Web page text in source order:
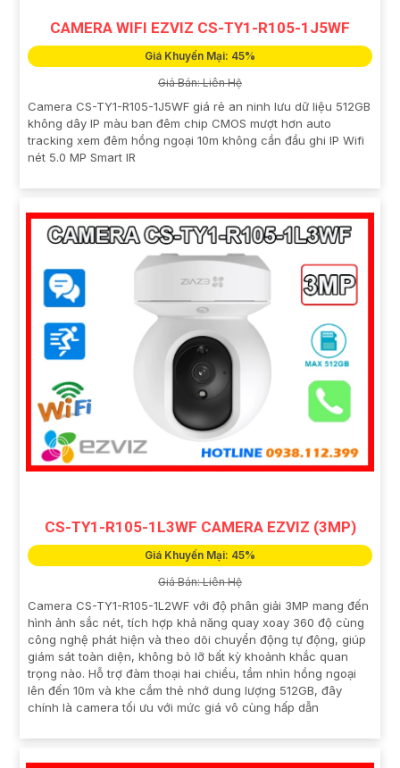
CAMERA WIFI EZVIZ CS-TY1-R105-1J5WF
Giá Khuyến Mại: 45%
Giá Bán: Liên Hệ
Camera CS-TY1-R105-1J5WF giá rẻ an ninh lưu dữ liệu 512GB
không dây IP màu ban đêm chip CMOS mượt hơn auto
tracking xem đêm hồng ngoại 10m không cần đầu ghi IP Wifi
nét 5.0 MP Smart IR
CS-TY1-R105-1L3WF CAMERA EZVIZ (3MP)
Giá Khuyến Mại: 45%
Giá Bán: Liên Hệ
Camera CS-TY1-R105-1L2WF với độ phân giải 3MP mang đến
hình ảnh sắc nét, tích hợp khả năng quay xoay 360 độ cùng
công nghệ phát hiện và theo dõi chuyển động tự động, giúp
giám sát toàn diện, không bỏ lỡ bất kỳ khoảnh khắc quan
trọng nào. Hỗ trợ đàm thoại hai chiều, tầm nhìn hồng ngoại
lên đến 10m và khe cắm thẻ nhớ dung lượng 512GB, đây
chính là camera tối ưu với mức giá vô cùng hấp dẫn